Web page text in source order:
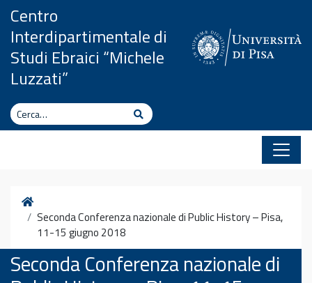
Vai al contenuto
Centro
Interdipartimentale di
Studi Ebraici “Michele
Luzzati”
Cerca Cerca
Home
Seconda Conferenza nazionale di Public History – Pisa,
11-15 giugno 2018
Seconda Conferenza nazionale di